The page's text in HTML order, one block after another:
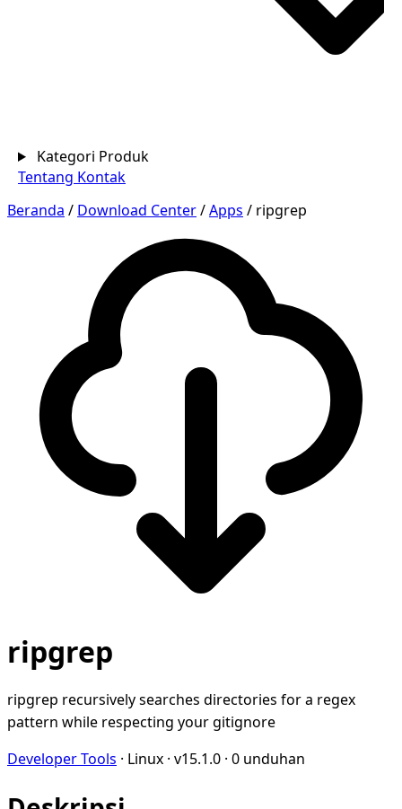
Kategori Produk
Tentang Kontak
Beranda / Download Center/Apps / ripgrep
ripgrep
ripgrep recursively searches directories for a regex
pattern while respecting your gitignore
Developer Tools · Linux · v15.1.0 · 0 unduhan